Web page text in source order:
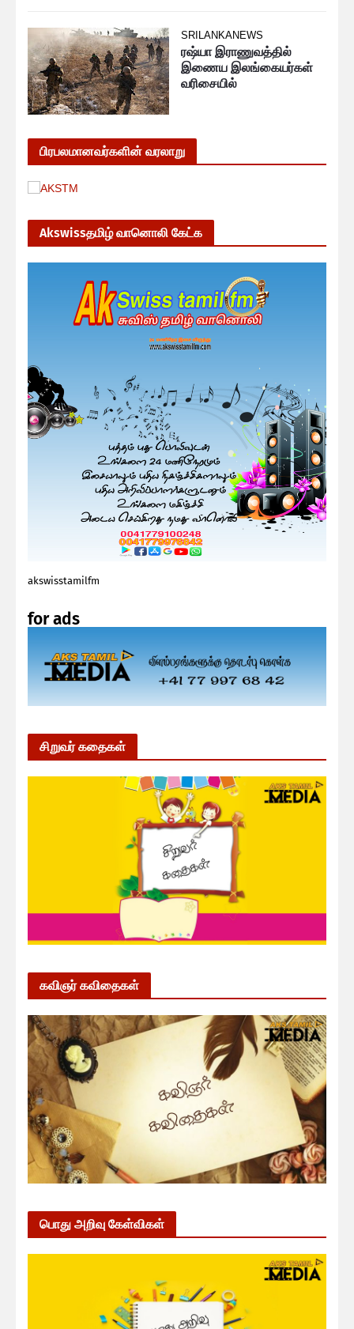
SRILANKANEWS
ரஷ்யா இராணுவத்தில்
இணைய இலங்கையர்கள்
வரிசையில்
பிரபலமானவர்களின் வரலாறு
Akswissதமிழ் வானொலி கேட்க
akswisstamilfm
for ads
சிறுவர் கதைகள்
கவிஞர் கவிதைகள்
பொது அறிவு கேள்விகள்